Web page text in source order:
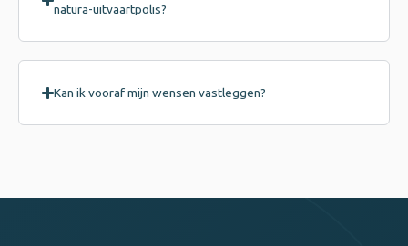
natura-uitvaartpolis?
Kan ik vooraf mijn wensen vastleggen?